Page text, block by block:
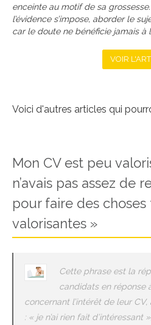
enceinte au motif de sa
l’évidence s’impose, aborder le
car le doute ne bénéficie jamais à
VOIR
Voici d'autres articles qui
Mon CV est peu
n’avais pas assez de
pour faire des choses
valorisantes »
Cette phrase est la
candidats en réponse
concernant l’intérêt de leur
: « je n’ai rien fait d’intéressant